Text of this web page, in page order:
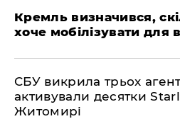
Кремль визначився,
хоче мобілізувати для
СБУ викрила трьох
активували десятки
Житомирі